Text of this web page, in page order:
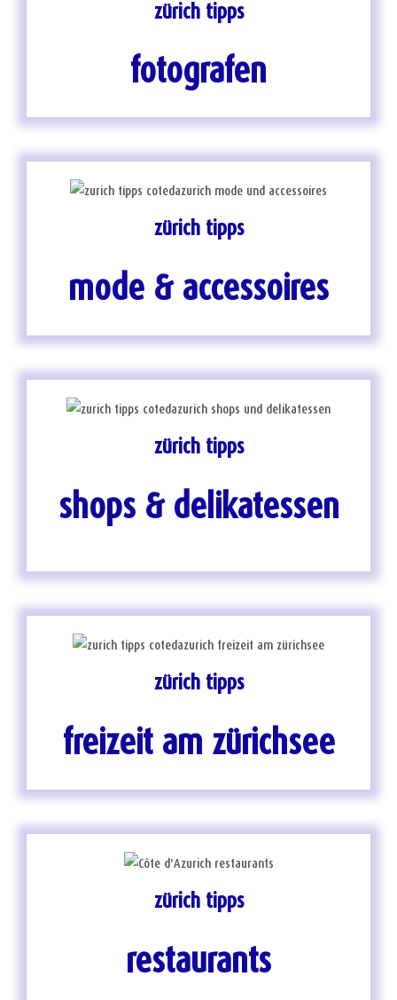
zürich tipps
fotografen
zürich tipps
mode & accessoires
zürich tipps
shops & delikatessen
zürich tipps
freizeit am zürichsee
zürich tipps
restaurants